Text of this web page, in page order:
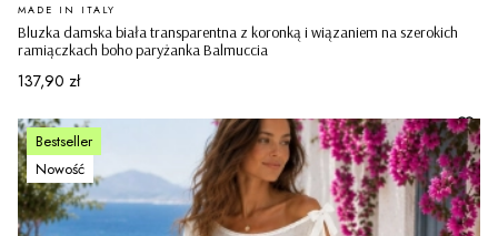
Bluzka damska biała transparentna z koronką i wiązaniem na szerokich
ramiączkach boho paryżanka Balmuccia
PRODUCENT
MADE IN ITALY
Cena
137,90 zł
Bestseller
Nowość